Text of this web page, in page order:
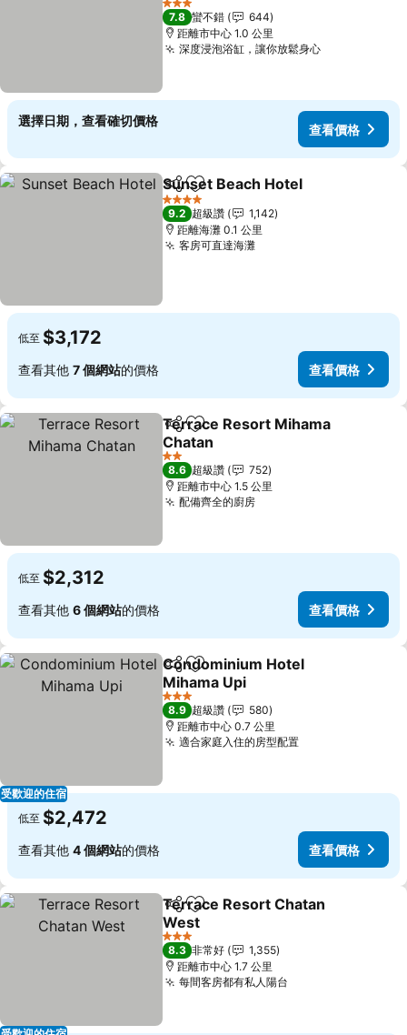
查看價格
3 星級
7.8 蠻不錯
644
距離市中心 1.0 公里
深度浸泡浴缸，讓你放鬆身心查看價格
選擇日期，查看確切價格
查看價格
分享 加入我的最愛
Sunset Beach Hotel
4 星級
9.2 超級讚
1,142
距離海灘 0.1 公里
客房可直達海灘查看價格
低至 $3,172
查看其他 7 個網站的價格 查看價格
分享 加入我的最愛
Terrace Resort Mihama
Chatan
查看價格
2 星級
8.6 超級讚
752
距離市中心 1.5 公里
配備齊全的廚房查看價格
低至 $2,312
查看其他 6 個網站的價格 查看價格
受歡迎的住宿
分享 加入我的最愛
Condominium Hotel
Mihama Upi
查看價格
3 星級
8.9 超級讚
580
距離市中心 0.7 公里
適合家庭入住的房型配置查看價格
低至 $2,472
查看其他 4 個網站的價格 查看價格
分享 加入我的最愛
Terrace Resort Chatan
West
查看價格
3 星級
8.3 非常好
1,355
距離市中心 1.7 公里
每間客房都有私人陽台